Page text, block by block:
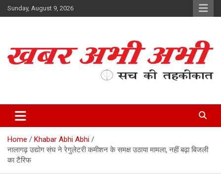
Skip
to
Sunday, August 9, 2026
Home
Khabar Abhi Abhi
नालागढ़ उद्योग संघ ने रेगुलेटरी कमीशन के समक्ष उठाया मामला, नहीं बढ़ा बिजली
का टैरिफ